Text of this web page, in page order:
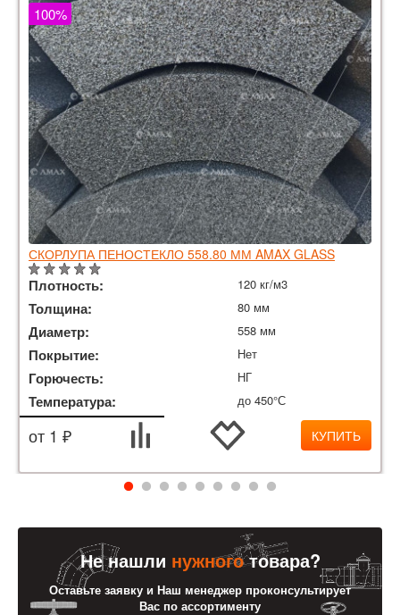
СКОРЛУПА ПЕНОСТЕКЛО 558.80 ММ AMAX GLASS
100%
Плотность: 120 кг/м3
Толщина: 80 мм
Диаметр: 558 мм
Покрытие: Нет
Горючесть: НГ
Температура: до 450°С
от 1 ₽ КУПИТЬ
Не нашли нужноготовара?
Оставьте заявку и Наш менеджер проконсультирует
Вас по ассортименту